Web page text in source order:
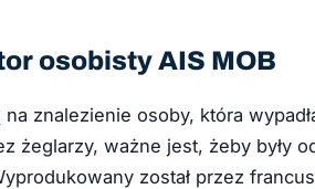
osobisty AIS MOB
znalezienie osoby, która
żeglarzy, ważne jest, żeby były
został przez